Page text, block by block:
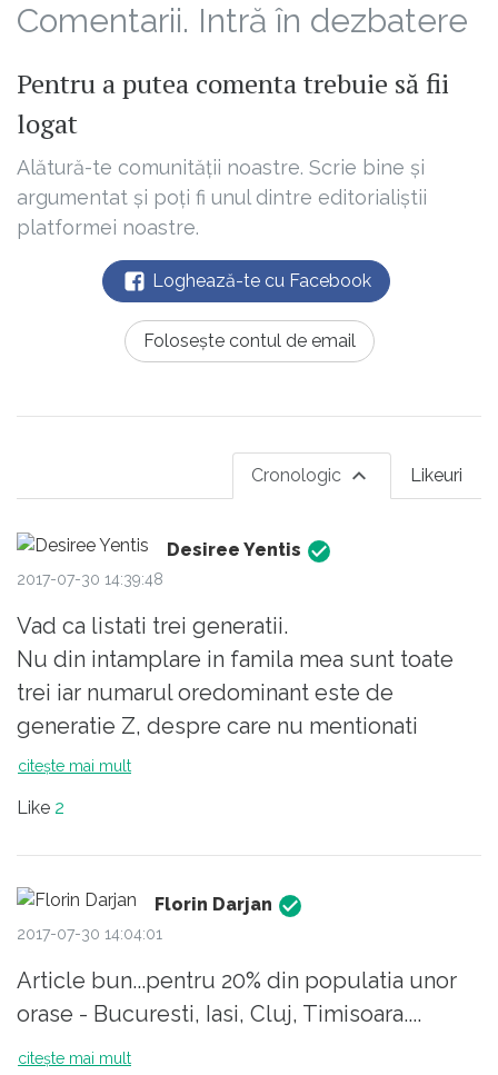
Comentarii. Intră în dezbatere
Pentru a putea comenta trebuie să fii
logat
Alătură-te comunității noastre. Scrie bine și
argumentat și poți fi unul dintre editorialiștii
platformei noastre.
Loghează-te cu Facebook
Folosește contul de email
Likeuri
Cronologic
Desiree Yentis
2017-07-30 14:39:48
Vad ca listati trei generatii.
Nu din intamplare in famila mea sunt toate
trei iar numarul oredominant este de
generatie Z, despre care nu mentionati
absolut nimic.
refera la inlocuirea rigiditatii in gandire
acelor din X cu flexibilitatea celor din Y.
Nu stiu in Romania insa in US si in alte tari
facut o multime de studii cu privire la "
multitasking".Este deja cunoscut ca prima
"task" este cea care va performanta in timp
citește mai mult
Like 2
Florin Darjan
2017-07-30 14:04:01
Article bun...pentru 20% din populatia unor
orase - Bucuresti, Iasi, Cluj, Timisoara....
citește mai mult